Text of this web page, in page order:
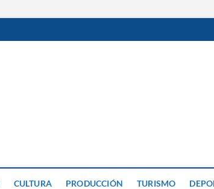
CULTURA PRODUCCIÓN TURISMO